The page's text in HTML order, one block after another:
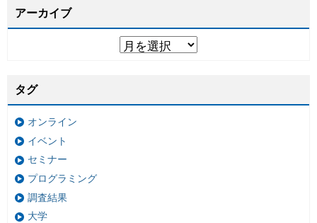
アーカイブ
タグ
オンライン
イベント
セミナー
プログラミング
調査結果
大学